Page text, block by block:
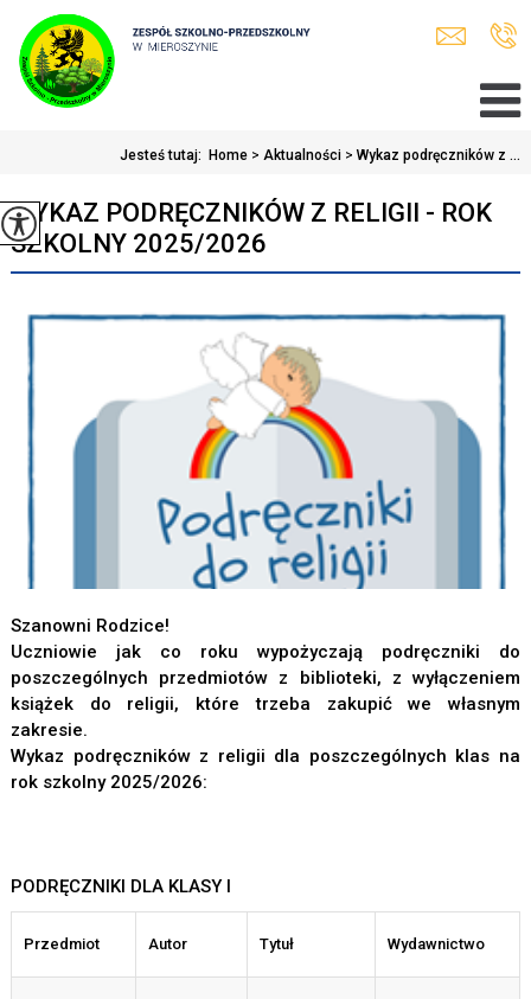
Jesteś tutaj: Home > Aktualności > Wykaz podręczników z ...
WYKAZ PODRĘCZNIKÓW Z RELIGII - ROK
SZKOLNY 2025/2026
Szanowni Rodzice!
Uczniowie jak co roku wypożyczają podręczniki do
poszczególnych przedmiotów z biblioteki, z wyłączeniem
książek do religii, które trzeba zakupić we własnym
zakresie.
Wykaz podręczników z religii dla poszczególnych klas na
rok szkolny 2025/2026:
PODRĘCZNIKI DLA KLASY I
Przedmiot Autor Tytuł Wydawnictwo